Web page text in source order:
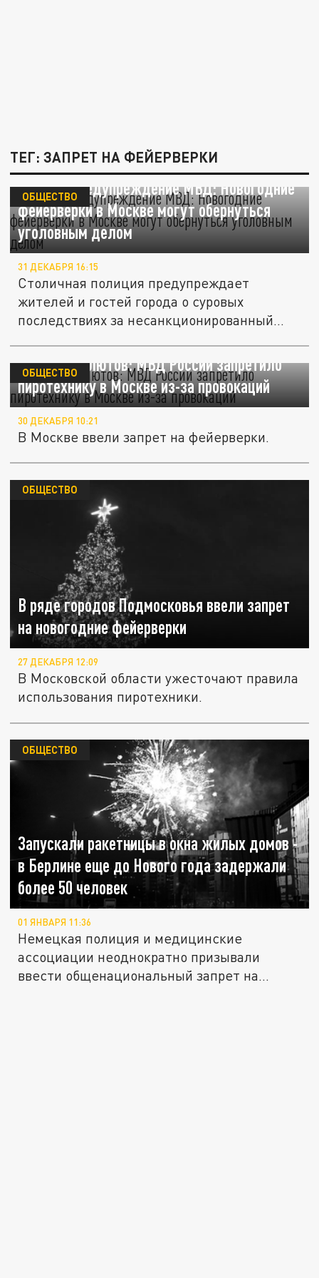
ТЕГ: ЗАПРЕТ НА ФЕЙЕРВЕРКИ
Строгое предупреждение МВД: Новогодние
фейерверки в Москве могут обернуться
уголовным делом
ОБЩЕСТВО
31 ДЕКАБРЯ 16:15
Столичная полиция предупреждает
жителей и гостей города о суровых
последствиях за несанкционированный
Никаких салютов: МВД России запретило
пиротехнику в Москве из-за провокаций
ОБЩЕСТВО
30 ДЕКАБРЯ 10:21
В Москве ввели запрет на фейерверки.
В ряде городов Подмосковья ввели запрет
на новогодние фейерверки
ОБЩЕСТВО
27 ДЕКАБРЯ 12:09
В Московской области ужесточают правила
использования пиротехники.
Запускали ракетницы в окна жилых домов -
в Берлине еще до Нового года задержали
более 50 человек
ОБЩЕСТВО
01 ЯНВАРЯ 11:36
Немецкая полиция и медицинские
ассоциации неоднократно призывали
ввести общенациональный запрет на